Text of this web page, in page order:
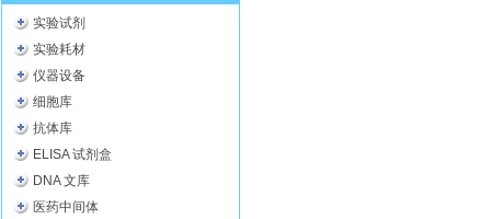
实验试剂
实验耗材
仪器设备
细胞库
抗体库
ELISA 试剂盒
DNA 文库
医药中间体